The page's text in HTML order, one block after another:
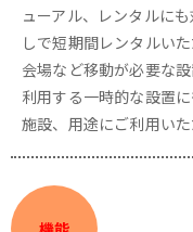
ューアル、レンタルに
しで短期間レンタルい
会場など移動が必要な
利用する一時的な設置に
施設、用途にご利用いた